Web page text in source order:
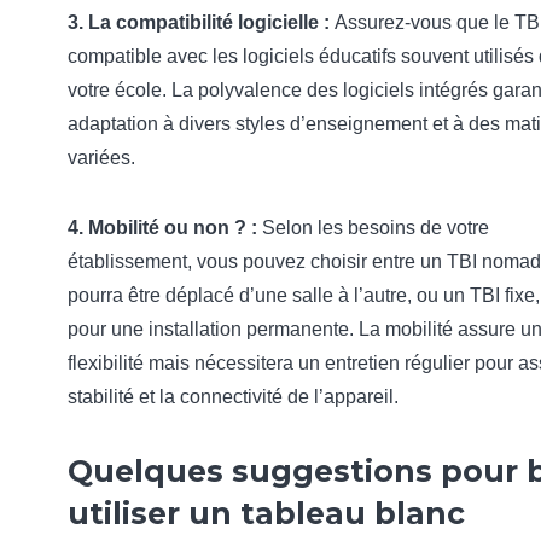
3. La compatibilité logicielle : Assurez-vous que le
compatible avec les logiciels éducatifs souvent utilisés
votre école. La polyvalence des logiciels intégrés
adaptation à divers styles d’enseignement et à des
variées.
4. Mobilité ou non ? : Selon les besoins de votre
établissement, vous pouvez choisir entre un TBI
pourra être déplacé d’une salle à l’autre, ou un TBI
pour une installation permanente. La mobilité assure
flexibilité mais nécessitera un entretien régulier pour
stabilité et la connectivité de l’appareil.
Quelques suggestions pour
utiliser un tableau blanc